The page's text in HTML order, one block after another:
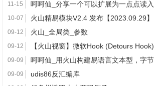
11-15
10-07 火山精易模块V2.4 发布【2023.09.29】
09-12 火山_全局类_参数
09-12 【火山视窗】微软Hook (Detours Hook)
09-09
09-09 udis86反汇编库